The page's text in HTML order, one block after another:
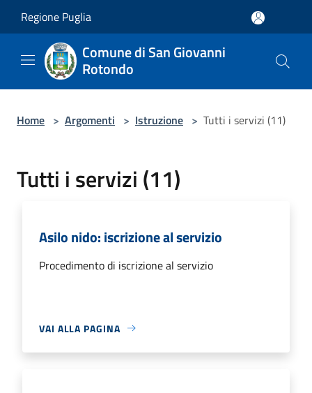
Regione Puglia
Comune di San Giovanni
Rotondo
Home > Argomenti > Istruzione > Tutti i servizi (11)
Tutti i servizi (11)
Asilo nido: iscrizione al servizio
Procedimento di iscrizione al servizio
VAI ALLA PAGINA